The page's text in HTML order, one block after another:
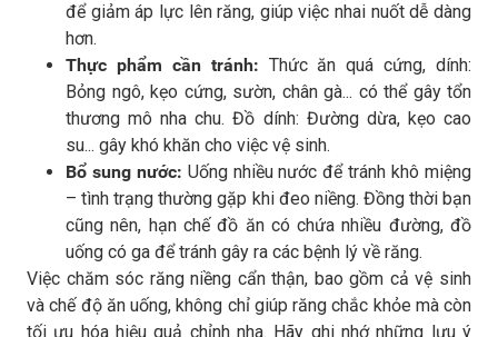
để giảm áp lực lên răng, giúp việc nhai nuốt dễ dàng
hơn.
Thực phẩm cần tránh: Thức ăn quá cứng, dính:
Bỏng ngô, kẹo cứng, sườn, chân gà... có thể gây tổn
thương mô nha chu. Đồ dính: Đường dừa, kẹo cao
su... gây khó khăn cho việc vệ sinh.
Bổ sung nước: Uống nhiều nước để tránh khô miệng
– tình trạng thường gặp khi đeo niềng. Đồng thời bạn
cũng nên, hạn chế đồ ăn có chứa nhiều đường, đồ
uống có ga để tránh gây ra các bệnh lý về răng.
Việc chăm sóc răng niềng cẩn thận, bao gồm cả vệ sinh
và chế độ ăn uống, không chỉ giúp răng chắc khỏe mà còn
tối ưu hóa hiệu quả chỉnh nha. Hãy ghi nhớ những lưu ý